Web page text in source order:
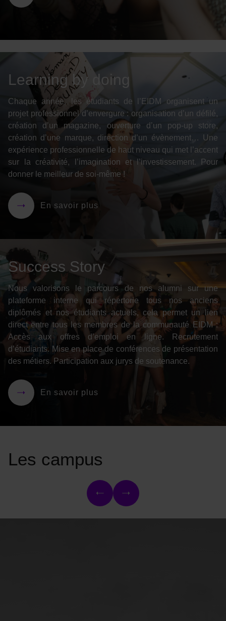
Learning by doing
Chaque année, les étudiants de l’EIDM organisent un
projet professionnel d’envergure : organisation d’un défilé,
création d’un magazine, ouverture d’un pop-up store,
création d’une marque, direction d’un évènement… Une
expérience professionnelle de haut niveau qui met l’accent
sur la créativité, l’imagination et l’investissement. Pour
donner le meilleur de soi-même !
En savoir plus
Success Story
Nous valorisons le parcours de nos alumni sur une
plateforme interne qui répertorie tous nos anciens
diplômés et nos étudiants actuels, cela permet un lien
direct entre tous les membres de la communauté EIDM :
Accès aux offres d’emploi en ligne. Recrutement
d’étudiants. Mise en place de conférences de présentation
des métiers. Participation aux jurys de soutenance.
En savoir plus
Les campus